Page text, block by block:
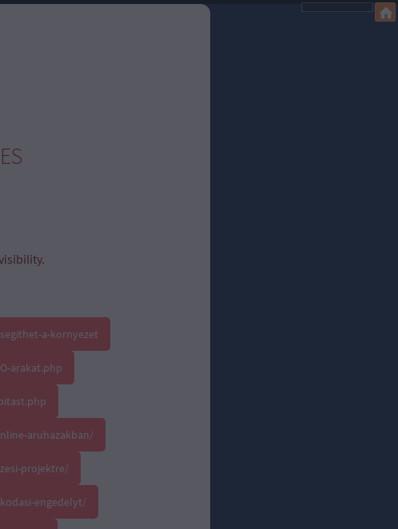
a-kornyezet
arakat.php
aruhazakban/
projektre/
engedelyt/